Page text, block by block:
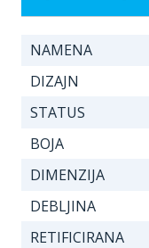
NAMENA
DIZAJN
STATUS
BOJA
DIMENZIJA
DEBLJINA
RETIFICIRANA